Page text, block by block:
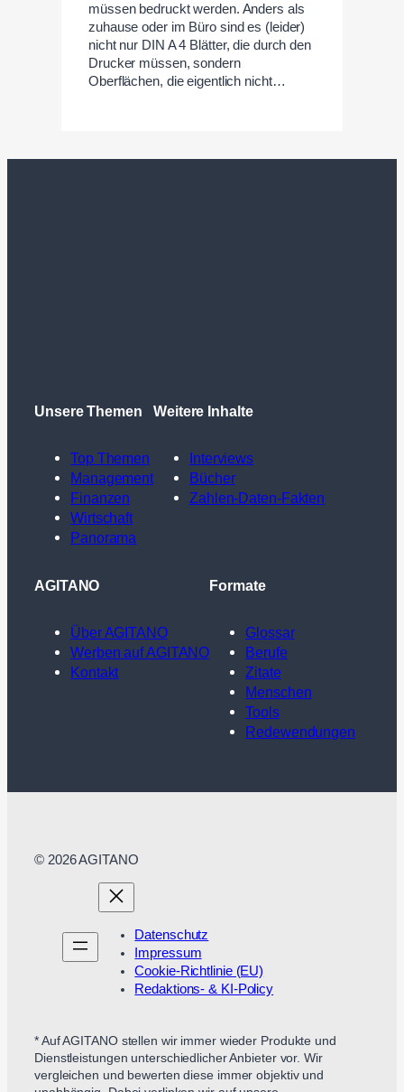
müssen bedruckt werden. Anders als
zuhause oder im Büro sind es (leider)
nicht nur DIN A 4 Blätter, die durch den
Drucker müssen, sondern
Oberflächen, die eigentlich nicht…
Unsere Themen
Top Themen
Management
Finanzen
Wirtschaft
Panorama
Weitere Inhalte
Interviews
Bücher
Zahlen-Daten-Fakten
AGITANO
Über AGITANO
Werben auf AGITANO
Kontakt
Formate
Glossar
Berufe
Zitate
Menschen
Tools
Redewendungen
© 2026 AGITANO
Datenschutz
Impressum
Cookie-Richtlinie (EU)
Redaktions- & KI-Policy
* Auf AGITANO stellen wir immer wieder Produkte und
Dienstleistungen unterschiedlicher Anbieter vor. Wir
vergleichen und bewerten diese immer objektiv und